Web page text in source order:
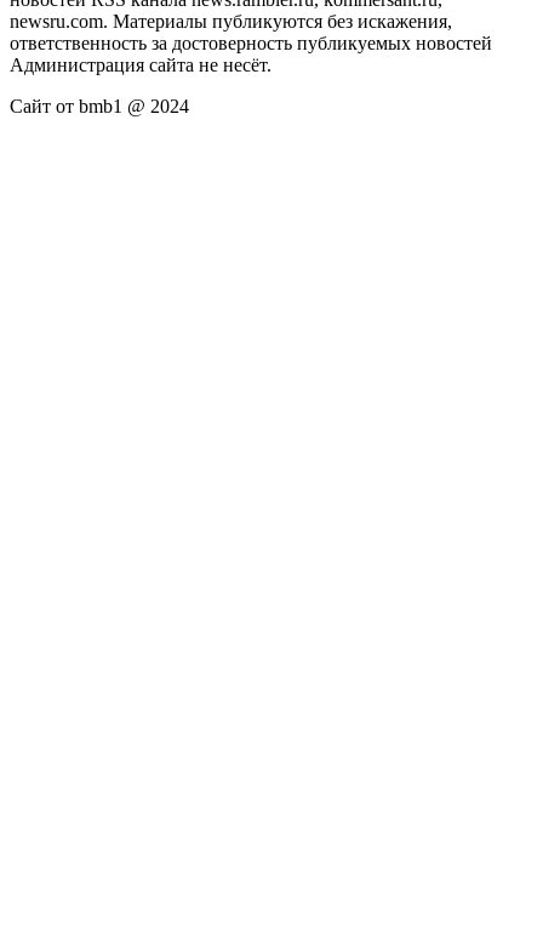
newsru.com. Материалы публикуются без искажения,
ответственность за достоверность публикуемых новостей
Администрация сайта не несёт.
Сайт от bmb1 @ 2024